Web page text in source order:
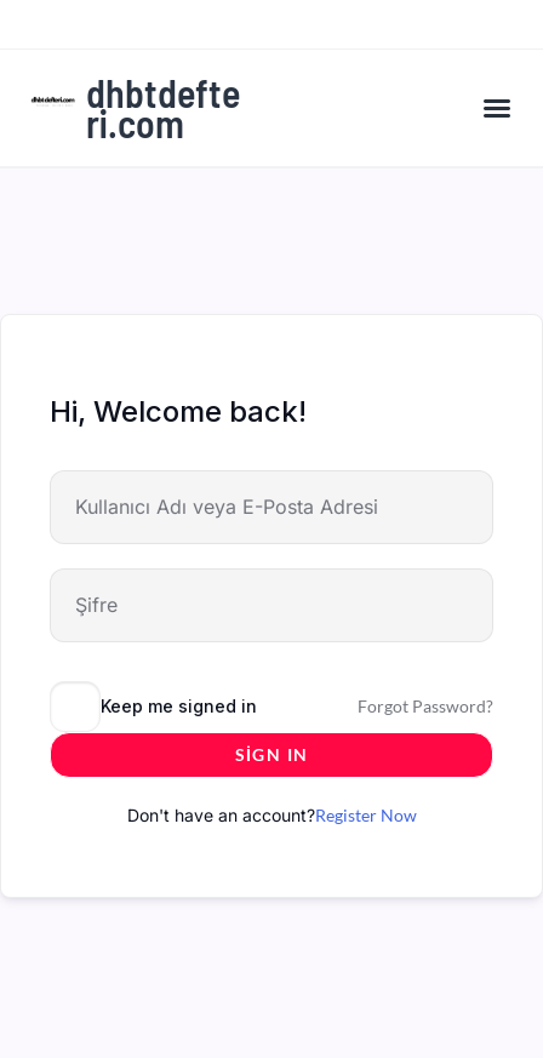
dhbtdefte
ri.com
Hi, Welcome back!
Keep me signed in Forgot Password?
SIGN IN
Don't have an account?Register Now